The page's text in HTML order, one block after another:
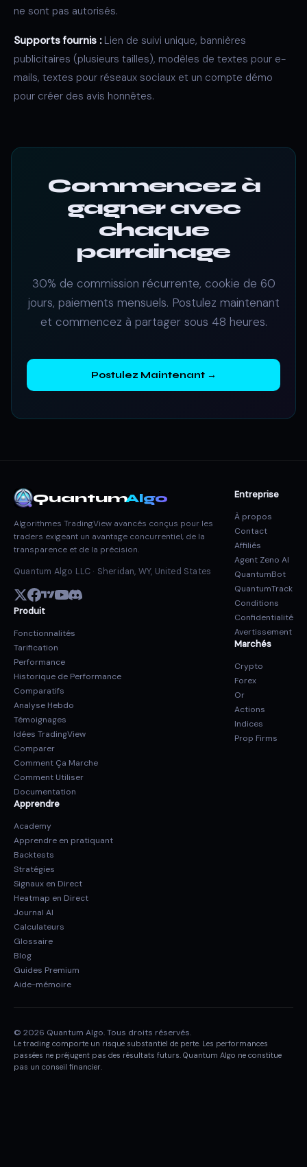
ne sont pas autorisés.
Supports fournis :Lien de suivi unique, bannières
publicitaires (plusieurs tailles), modèles de textes pour e-
mails, textes pour réseaux sociaux et un compte démo
pour créer des avis honnêtes.
Commencez à
gagner avec
chaque
parrainage
30% de commission récurrente, cookie de 60
jours, paiements mensuels. Postulez maintenant
et commencez à partager sous 48 heures.
Postulez Maintenant →
QuantumAlgo
Algorithmes TradingView avancés conçus pour les
traders exigeant un avantage concurrentiel, de la
transparence et de la précision.
Quantum Algo LLC · Sheridan, WY, United States
Produit
Fonctionnalités
Tarification
Performance
Historique de Performance
Comparatifs
Analyse Hebdo
Témoignages
Idées TradingView
Comparer
Comment Ça Marche
Comment Utiliser
Documentation
Apprendre
Academy
Apprendre en pratiquant
Backtests
Stratégies
Signaux en Direct
Heatmap en Direct
Journal AI
Calculateurs
Glossaire
Blog
Guides Premium
Aide-mémoire
Entreprise
À propos
Contact
Affiliés
Agent Zeno AI
QuantumBot
QuantumTrack
Conditions
Confidentialité
Avertissement
Marchés
Crypto
Forex
Or
Actions
Indices
Prop Firms
© 2026 Quantum Algo. Tous droits réservés.
Le trading comporte un risque substantiel de perte. Les performances
passées ne préjugent pas des résultats futurs. Quantum Algo ne constitue
pas un conseil financier.